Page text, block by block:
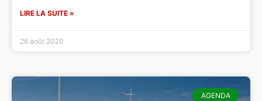
LIRE LA SUITE »
26 août 2020
AGENDA